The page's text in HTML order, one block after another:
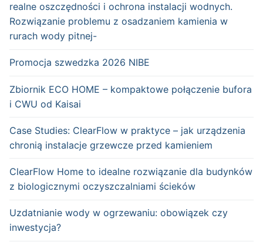
realne oszczędności i ochrona instalacji wodnych.
Rozwiązanie problemu z osadzaniem kamienia w
rurach wody pitnej-
Promocja szwedzka 2026 NIBE
Zbiornik ECO HOME – kompaktowe połączenie bufora
i CWU od Kaisai
Case Studies: ClearFlow w praktyce – jak urządzenia
chronią instalacje grzewcze przed kamieniem
ClearFlow Home to idealne rozwiązanie dla budynków
z biologicznymi oczyszczalniami ścieków
Uzdatnianie wody w ogrzewaniu: obowiązek czy
inwestycja?